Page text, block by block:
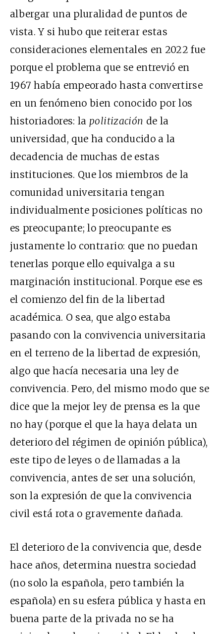
albergar una pluralidad de puntos de
vista. Y si hubo que reiterar estas
consideraciones elementales en 2022 fue
porque el problema que se entrevió en
1967 había empeorado hasta convertirse
en un fenómeno bien conocido por los
historiadores: la politización de la
universidad, que ha conducido a la
decadencia de muchas de estas
instituciones. Que los miembros de la
comunidad universitaria tengan
individualmente posiciones políticas no
es preocupante; lo preocupante es
justamente lo contrario: que no puedan
tenerlas porque ello equivalga a su
marginación institucional. Porque ese es
el comienzo del fin de la libertad
académica. O sea, que algo estaba
pasando con la convivencia universitaria
en el terreno de la libertad de expresión,
algo que hacía necesaria una ley de
convivencia. Pero, del mismo modo que se
dice que la mejor ley de prensa es la que
no hay (porque el que la haya delata un
deterioro del régimen de opinión pública),
este tipo de leyes o de llamadas a la
convivencia, antes de ser una solución,
son la expresión de que la convivencia
civil está rota o gravemente dañada.
El deterioro de la convivencia que, desde
hace años, determina nuestra sociedad
(no solo la española, pero también la
española) en su esfera pública y hasta en
buena parte de la privada no se ha